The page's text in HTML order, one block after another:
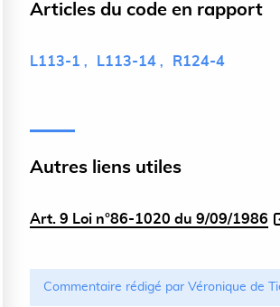
Articles du code en rapport
L113-1 L113-14 R124-4
Autres liens utiles
Art. 9 Loi n°86-1020 du 9/09/1986
Commentaire rédigé par Véronique de